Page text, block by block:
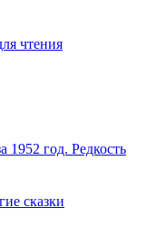
чтения
1952 год. Редкость
сказки